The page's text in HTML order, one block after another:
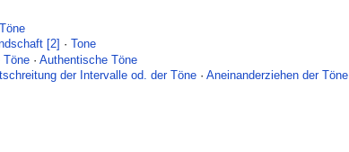
[2] ·Tone
Töne ·Authentische Töne
der Intervalle od. der Töne ·Aneinanderziehen der Töne